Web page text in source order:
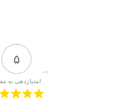
۵
امتیازدهی به